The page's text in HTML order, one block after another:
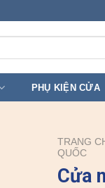
PHỤ KIỆN CỬA
TRANG
QUỐC
Cửa